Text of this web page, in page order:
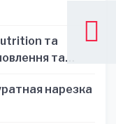
та
та
нарезка